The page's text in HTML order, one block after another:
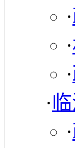
·
·
·
·
·